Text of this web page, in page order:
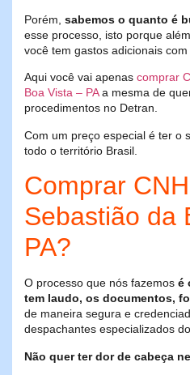
Porém, sabemos o quanto é
esse processo, isto porque
você tem gastos adicionais com
Aqui você vai apenas comprar
Boa Vista – PAa mesma de
procedimentos no Detran.
Com um preço especial é ter o
todo o território Brasil.
Comprar
Sebastião da
PA?
O processo que nós fazemos é
tem laudo, os documentos,
de maneira segura e
despachantes especializados
Não quer ter dor de cabeça